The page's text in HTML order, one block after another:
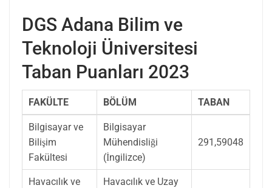
DGS Adana Bilim ve
Teknoloji Üniversitesi
Taban Puanları 2023
FAKÜLTE BÖLÜM TABAN
Bilgisayar ve
Bilişim
Fakültesi
Bilgisayar
Mühendisliği
(İngilizce)
291,59048
Havacılık ve
Havacılık ve Uzay